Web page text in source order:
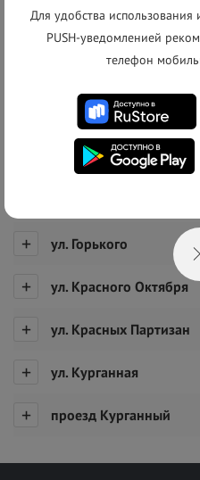
Список адресов
г. Новороссийск, ст-ца
ул. Горького
ул. Красного Октября
ул. Красных Партизан
ул. Курганная
проезд Курганный
Для удобства
PUSH-уведомленией
телефон